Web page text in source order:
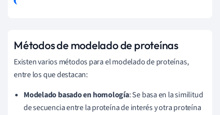
Métodos de modelado de proteínas
Existen varios métodos para el modelado de proteínas,
entre los que destacan:
Modelado basado en homología: Se basa en la similitud
de secuencia entre la proteína de interés y otra proteína